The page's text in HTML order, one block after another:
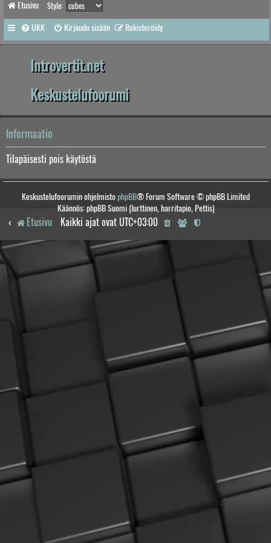
Etusivu Style:
UKK Kirjaudu sisään Rekisteröidy
Introvertit.net
Keskustelufoorumi
Informaatio
Tilapäisesti pois käytöstä
Keskustelufoorumin ohjelmistophpBB® Forum Software © phpBB Limited
Käännös: phpBB Suomi (lurttinen, harritapio, Pettis)
Etusivu Kaikki ajat ovat UTC+03:00